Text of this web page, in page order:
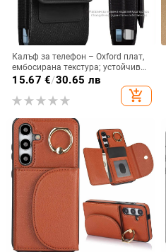
Калъф за телефон – Oxford плат,
ембосирана текстура; устойчив
на износ и изпадане, против
отпечатъци; съвместим с iPhone
12, iPhone 13, iPhone 14 и други
15.67 €/30.65 лв
add_shopping_cart